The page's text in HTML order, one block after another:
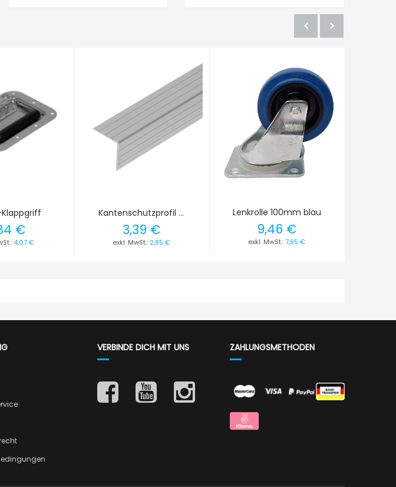
€
4,07 €
Kantenschutzprofil ...
3,39 €
2,85 €
Lenkrolle 100mm blau
9,46 €
7,95 €
VERBINDE DICH MIT UNS ZAHLUNGSMETHODEN